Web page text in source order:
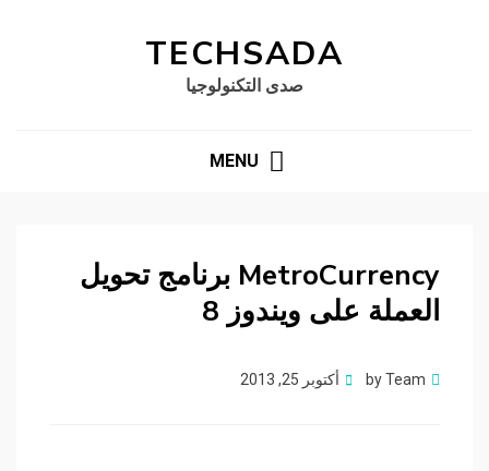
TECHSADA
صدى التكنولوجيا
MENU
MetroCurrency برنامج تحويل
العملة على ويندوز 8
byTeam
Posted
أكتوبر 25, 2013